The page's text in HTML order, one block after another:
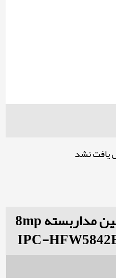
یافت نشد
مشخصات فنی دوربین مداربسته 8mp